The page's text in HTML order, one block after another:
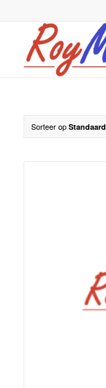
Sorteer op Standaard